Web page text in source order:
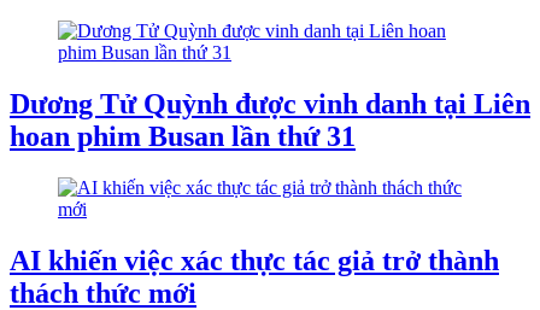
Dương Tử Quỳnh được vinh danh tại Liên
hoan phim Busan lần thứ 31
AI khiến việc xác thực tác giả trở thành
thách thức mới